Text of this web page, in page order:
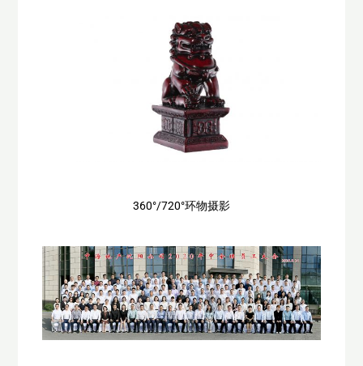
360°/720°环物摄影